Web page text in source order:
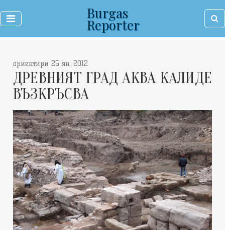
Burgas
Reporter
ориентири 25 ян. 2012
ДРЕВНИЯТ ГРАД АКВА КАЛИДЕ
ВЪЗКРЪСВА